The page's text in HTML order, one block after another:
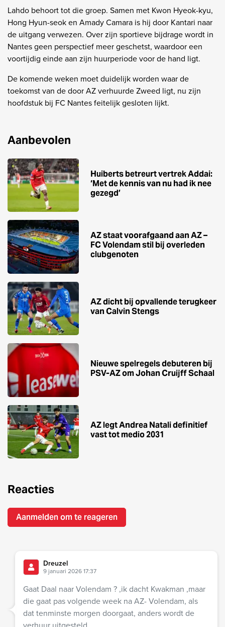
Lahdo behoort tot die groep. Samen met Kwon Hyeok-kyu,
Hong Hyun-seok en Amady Camara is hij door Kantari naar
de uitgang verwezen. Over zijn sportieve bijdrage wordt in
Nantes geen perspectief meer geschetst, waardoor een
voortijdig einde aan zijn huurperiode voor de hand ligt.
De komende weken moet duidelijk worden waar de
toekomst van de door AZ verhuurde Zweed ligt, nu zijn
hoofdstuk bij FC Nantes feitelijk gesloten lijkt.
Aanbevolen
Huiberts betreurt vertrek Addai:
‘Met de kennis van nu had ik nee
gezegd’
AZ staat voorafgaand aan AZ –
FC Volendam stil bij overleden
clubgenoten
AZ dicht bij opvallende terugkeer
van Calvin Stengs
Nieuwe spelregels debuteren bij
PSV-AZ om Johan Cruijff Schaal
AZ legt Andrea Natali definitief
vast tot medio 2031
Reacties
Aanmelden om te reageren
Dreuzel
9 januari 2026 17:37
Gaat Daal naar Volendam ? ,ik dacht Kwakman ,maar
die gaat pas volgende week na AZ- Volendam, als
dat tenminste morgen doorgaat, anders wordt de